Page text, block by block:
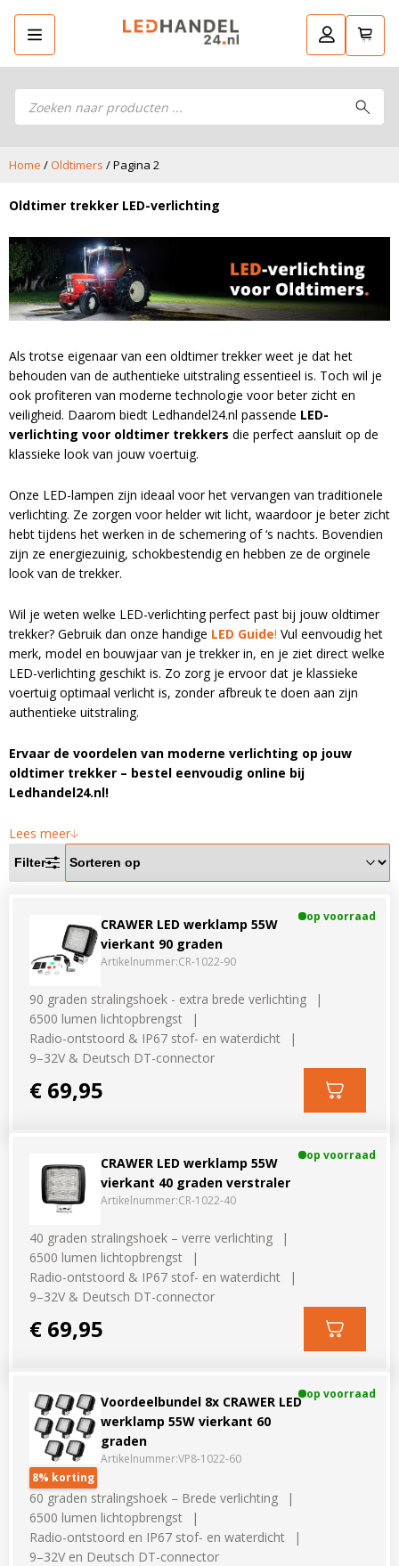
Producten
zoeken
LED Guide
Stel je eigen LED-pakket samen
LED koplampen
LED aanhanger verlichting
LED zwaailampen
LED breedtelampen
LED markeringslampen
LED flitsers
LED verstralers
LED sprayleds
LED Hal,- stal- en gevelverlichting
LED voordeelpakketten
Overige producten
Blog
Over ons
Ervaringen
Klantenservice
0597-234500
info@ledhandel24.nl
Ga terug
LED Guide Stel je eigen LED-pakket samen
LED koplampen
LED achterlichten
LED zwaailampen
LED breedtelampen
LED markeringslampen
LED flitsers
LED sprayleds
LED Hal,- stal- en gevelverlichting
LED voordeelpakketten
Overige producten
Bekijk alles
Home / Oldtimers / Pagina 2
Oldtimer trekker LED-verlichting
Als trotse eigenaar van een oldtimer trekker weet je dat het
behouden van de authentieke uitstraling essentieel is. Toch wil je
ook profiteren van moderne technologie voor beter zicht en
veiligheid. Daarom biedt Ledhandel24.nl passende LED-
verlichting voor oldtimer trekkers die perfect aansluit op de
klassieke look van jouw voertuig.
Onze LED-lampen zijn ideaal voor het vervangen van traditionele
verlichting. Ze zorgen voor helder wit licht, waardoor je beter zicht
hebt tijdens het werken in de schemering of ‘s nachts. Bovendien
zijn ze energiezuinig, schokbestendig en hebben ze de orginele
look van de trekker.
Wil je weten welke LED-verlichting perfect past bij jouw oldtimer
trekker? Gebruik dan onze handige LED Guide! Vul eenvoudig het
merk, model en bouwjaar van je trekker in, en je ziet direct welke
LED-verlichting geschikt is. Zo zorg je ervoor dat je klassieke
voertuig optimaal verlicht is, zonder afbreuk te doen aan zijn
authentieke uitstraling.
Ervaar de voordelen van moderne verlichting op jouw
oldtimer trekker – bestel eenvoudig online bij
Ledhandel24.nl!
Lees meer
Filter
CRAWER LED werklamp 55W
vierkant 90 graden
Artikelnummer:CR-1022-90
op voorraad
90 graden stralingshoek - extra brede verlichting
6500 lumen lichtopbrengst
Radio-ontstoord & IP67 stof- en waterdicht
9–32V & Deutsch DT-connector
€ 69,95
CRAWER LED werklamp 55W
vierkant 40 graden verstraler
Artikelnummer:CR-1022-40
op voorraad
40 graden stralingshoek – verre verlichting
6500 lumen lichtopbrengst
Radio-ontstoord & IP67 stof- en waterdicht
9–32V & Deutsch DT-connector
€ 69,95
Voordeelbundel 8x CRAWER LED
werklamp 55W vierkant 60
graden
Artikelnummer:VP8-1022-60
op voorraad
8% korting
60 graden stralingshoek – Brede verlichting
6500 lumen lichtopbrengst
Radio-ontstoord en IP67 stof- en waterdicht
9–32V en Deutsch DT-connector